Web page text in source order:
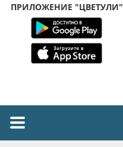
ПРИЛОЖЕНИЕ "ЦВЕТУЛИ"
Toggle